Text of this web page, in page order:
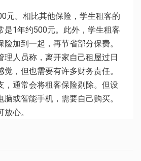
元。相比其他保险，学生租客的
是1年约500元。此外，学生租客
加到一起，再节省部分保费。
理人员称，离开家自己租屋过日
，但也需要有许多财务责任。
，通常会将租客保险剔除。但设
或智能手机，需要自己购买。
心。